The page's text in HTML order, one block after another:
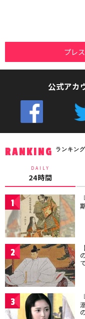
プレ
公式アカ
RANKING ランキング
DAILY
24時間
1
2
3